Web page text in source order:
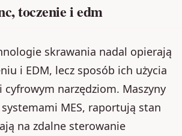
toczenie i edm
skrawania nadal opierają
i EDM, lecz sposób ich użycia
cyfrowym narzędziom. Maszyny
MES, raportują stan
na zdalne sterowanie